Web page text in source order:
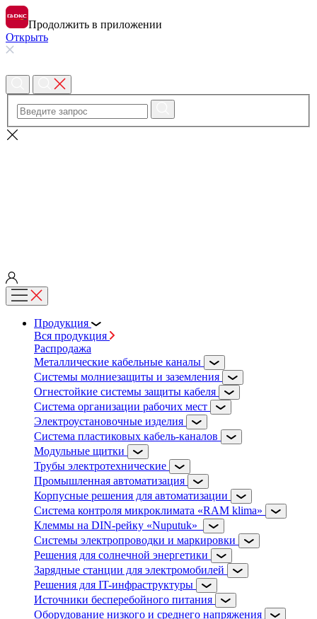
Продолжить в приложении
Открыть
Продукция
Вся продукция
Распродажа
Металлические кабельные каналы
Системы молниезащиты и заземления
Огнестойкие системы защиты кабеля
Система организации рабочих мест
Электроустановочные изделия
Система пластиковых кабель-каналов
Модульные щитки
Трубы электротехнические
Промышленная автоматизация
Корпусные решения для автоматизации
Система контроля микроклимата «RAM klima»
Клеммы на DIN-рейку «Nuputuk»
Системы электропроводки и маркировки
Решения для солнечной энергетики
Зарядные станции для электромобилей
Решения для IT-инфраструктуры
Источники бесперебойного питания
Оборудование низкого и среднего напряжения